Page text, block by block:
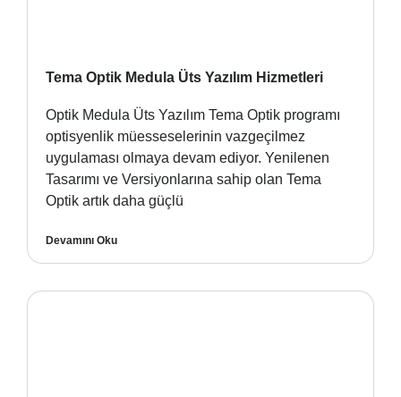
Tema Optik Medula Üts Yazılım Hizmetleri
Optik Medula Üts Yazılım Tema Optik programı
optisyenlik müesseselerinin vazgeçilmez
uygulaması olmaya devam ediyor. Yenilenen
Tasarımı ve Versiyonlarına sahip olan Tema
Optik artık daha güçlü
Devamını Oku